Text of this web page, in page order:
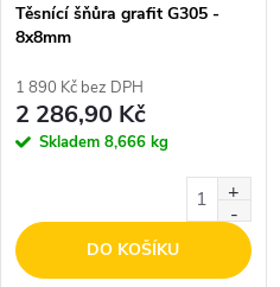
Těsnící šňůra grafit G305 -
8x8mm
1 890 Kč bez DPH
2 286,90 Kč
Skladem 8,666 kg
DO KOŠÍKU